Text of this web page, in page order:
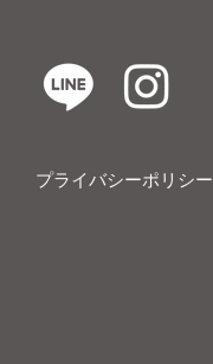
プライバシーポリシー